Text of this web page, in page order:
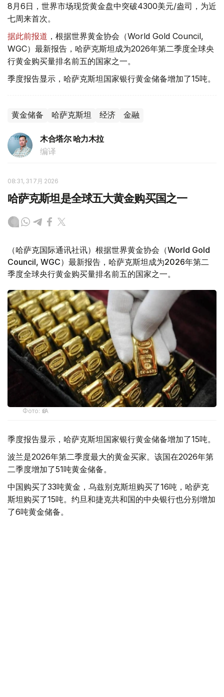
8月6日，世界市场现货黄金盘中突破4300美元/盎司，为近
七周来首次。
据此前报道 ，根据世界黄金协会（World Gold Council,
WGC）最新报告，哈萨克斯坦成为2026年第二季度全球央
行黄金购买量排名前五的国家之一。
季度报告显示，哈萨克斯坦国家银行黄金储备增加了15吨。
黄金储备 哈萨克斯坦 经济 金融
木合塔尔 哈力木拉
编译
08:31, 31 7月 2026
哈萨克斯坦是全球五大黄金购买国之一
（哈萨克国际通讯社讯）根据世界黄金协会（World Gold
Council, WGC）最新报告，哈萨克斯坦成为2026年第二
季度全球央行黄金购买量排名前五的国家之一。
Фото: ӨзА
季度报告显示，哈萨克斯坦国家银行黄金储备增加了15吨。
波兰是2026年第二季度最大的黄金买家。该国在2026年第
二季度增加了51吨黄金储备。
中国购买了33吨黄金，乌兹别克斯坦购买了16吨，哈萨克
斯坦购买了15吨。约旦和捷克共和国的中央银行也分别增加
了6吨黄金储备。